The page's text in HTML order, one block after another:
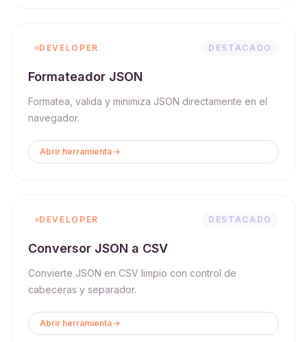
DEVELOPER DESTACADO
Formateador JSON
Formatea, valida y minimiza JSON directamente en el
navegador.
Abrir herramienta
DEVELOPER DESTACADO
Conversor JSON a CSV
Convierte JSON en CSV limpio con control de
cabeceras y separador.
Abrir herramienta